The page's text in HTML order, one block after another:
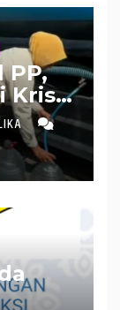
PP,
Krisis